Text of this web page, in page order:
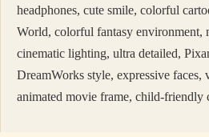
headphones, cute smile, colorful
World, colorful fantasy environment,
cinematic lighting, ultra detailed,
DreamWorks style, expressive faces,
animated movie frame, child-friendly